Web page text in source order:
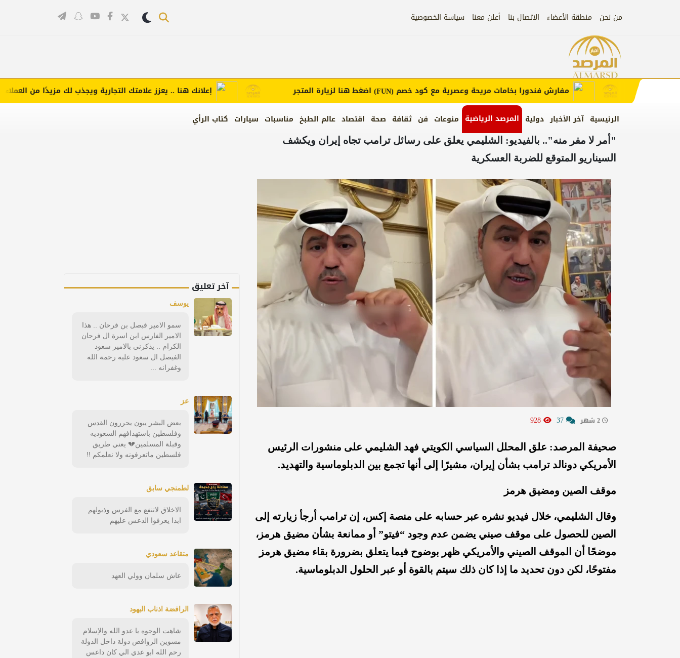
من نحن منطقة الأعضاء الاتصال بنا أعلن معنا سياسة الخصوصية
الرئيسية آخر الأخبار دولية المرصد الرياضية منوعات فن ثقافة صحة اقتصاد عالم الطبخ مناسبات سيارات كتاب الرأي
إعلانك هنا .. يعزز علامتك التجارية ويجذب لك مزيدًا من العملاء مفارش فندورا بخامات مريحة وعصرية مع كود خصم (FUN)اضغط هنا لزيارة المتجر
"أمر لا مفر منه".. بالفيديو: الشليمي يعلق على رسائل ترامب تجاه إيران ويكشف
السيناريو المتوقع للضربة العسكرية
صحيفة المرصد: علق المحلل السياسي الكويتي فهد الشليمي على منشورات الرئيس
الأمريكي دونالد ترامب بشأن إيران، مشيرًا إلى أنها تجمع بين الدبلوماسية والتهديد.
موقف الصين ومضيق هرمز
وقال الشليمي، خلال فيديو نشره عبر حسابه على منصة إكس، إن ترامب أرجأ زيارته إلى
الصين للحصول على موقف صيني يضمن عدم وجود “فيتو” أو ممانعة بشأن مضيق هرمز،
موضحًا أن الموقف الصيني والأمريكي ظهر بوضوح فيما يتعلق بضرورة بقاء مضيق هرمز
مفتوحًا، لكن دون تحديد ما إذا كان ذلك سيتم بالقوة أو عبر الحلول الدبلوماسية.
آخر تعليق
يوسف
سمو الامير فبصل بن فرحان .. هذا
الامير الفارس ابن اسرة ال فرحان
الكرام .. يذكرني بالامير سعود
الفيصل ال سعود عليه رحمة الله
وغفرانه ...
عز
بعض البشر يبون يحررون القدس
وفلسطين باستهدافهم السعوديه
وقبلة المسلمين💔 يعني طريق
فلسطين ماتعرفونه ولا نعلمكم !!
لطمنجي سابق
الاخلاق لاتنفع مع الفرس وذيولهم
ابدا يعرفوا الدعس عليهم
متقاعد سعودي
عاش سلمان وولي العهد
الرافضة اذناب اليهود
شاهت الوجوه يا عدو الله والإسلام
مسوين الروافض دولة داخل الدولة
رحم الله ابو عدي الي كان داعس